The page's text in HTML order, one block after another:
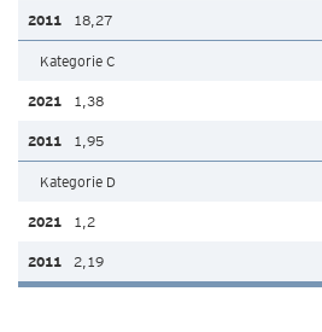
18,27
Kategorie C
1,38
1,95
Kategorie D
1,2
2,19